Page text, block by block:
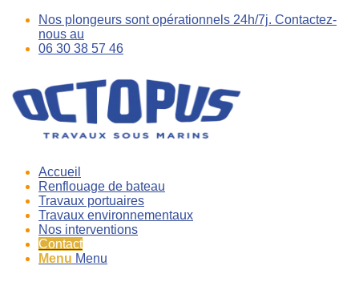
Nos plongeurs sont opérationnels 24h/7j. Contactez-
nous au
06 30 38 57 46
Accueil
Renflouage de bateau
Travaux portuaires
Travaux environnementaux
Nos interventions
Contact
Menu Menu